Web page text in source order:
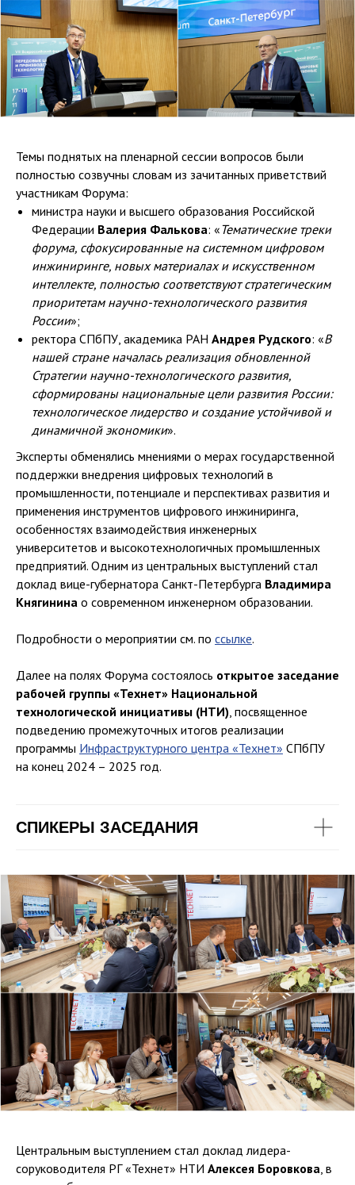
Темы поднятых на пленарной сессии вопросов были
полностью созвучны словам из зачитанных приветствий
участникам Форума:
министра науки и высшего образования Российской
Федерации Валерия Фалькова: «Тематические треки
форума, сфокусированные на системном цифровом
инжиниринге, новых материалах и искусственном
интеллекте, полностью соответствуют стратегическим
приоритетам научно-технологического развития
России»;
ректора СПбПУ, академика РАН Андрея Рудского: «В
нашей стране началась реализация обновленной
Стратегии научно-технологического развития,
сформированы национальные цели развития России:
технологическое лидерство и создание устойчивой и
динамичной экономики».
Эксперты обменялись мнениями о мерах государственной
поддержки внедрения цифровых технологий в
промышленности, потенциале и перспективах развития и
применения инструментов цифрового инжиниринга,
особенностях взаимодействия инженерных
университетов и высокотехнологичных промышленных
предприятий. Одним из центральных выступлений стал
доклад вице-губернатора Санкт-Петербурга Владимира
Княгинина о современном инженерном образовании.
Подробности о мероприятии см. по ссылке.
Далее на полях Форума состоялось открытое заседание
рабочей группы «Технет» Национальной
технологической инициативы (НТИ), посвященное
подведению промежуточных итогов реализации
программы Инфраструктурного центра «Технет» СПбПУ
на конец 2024 – 2025 год.
СПИКЕРЫ ЗАСЕДАНИЯ
Центральным выступлением стал доклад лидера-
соруководителя РГ «Технет» НТИ Алексея Боровкова, в